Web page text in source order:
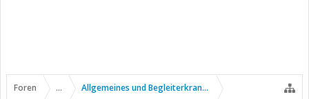
Foren ... Allgemeines und Begleiterkrankungen